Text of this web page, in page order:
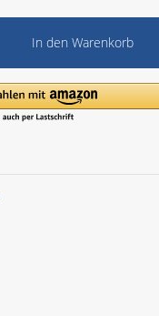
In den Warenkorb